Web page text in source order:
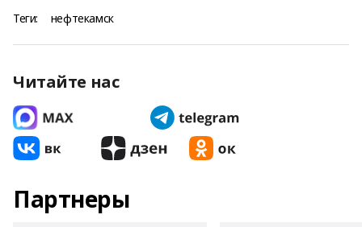
Теги: нефтекамск
Читайте нас
Партнеры